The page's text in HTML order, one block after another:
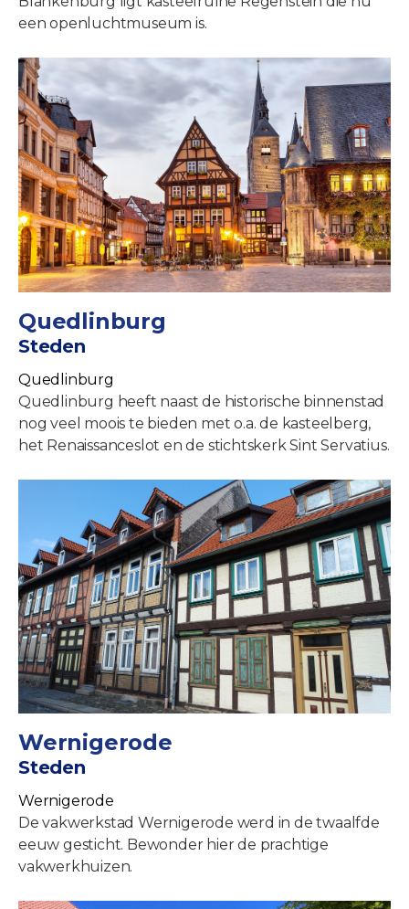
een openluchtmuseum is.
Quedlinburg
Steden
Quedlinburg
Quedlinburg heeft naast de historische binnenstad
nog veel moois te bieden met o.a. de kasteelberg,
het Renaissanceslot en de stichtskerk Sint Servatius.
Wernigerode
Steden
Wernigerode
De vakwerkstad Wernigerode werd in de twaalfde
eeuw gesticht. Bewonder hier de prachtige
vakwerkhuizen.